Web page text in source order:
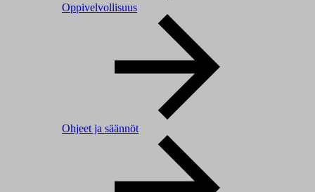
Oppivelvollisuus
Ohjeet ja säännöt